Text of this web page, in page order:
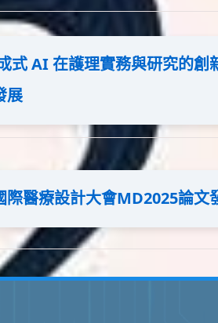
式 AI 在護理實務與研究的創
展
際醫療設計大會MD2025論文